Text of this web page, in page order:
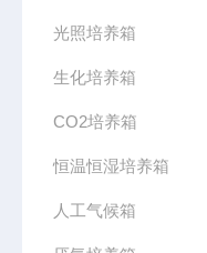
光照培养箱
生化培养箱
CO2培养箱
恒温恒湿培养箱
人工气候箱